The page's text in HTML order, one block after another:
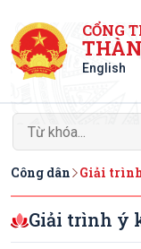
CỔNG
English
Công dân Giải
Giải trình ý